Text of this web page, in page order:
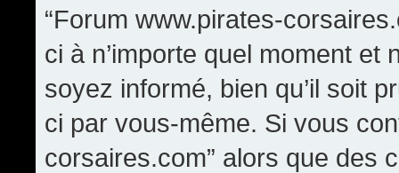
“Forum www.pirates-
ci à n’importe quel moment
soyez informé, bien qu’il soit
ci par vous-même. Si vous
corsaires.com” alors que des